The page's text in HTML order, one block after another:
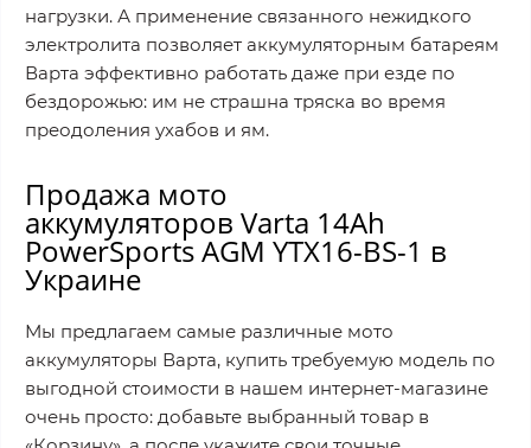
нагрузки. А применение связанного нежидкого
электролита позволяет аккумуляторным батареям
Варта эффективно работать даже при езде по
бездорожью: им не страшна тряска во время
преодоления ухабов и ям.
Продажа мото
аккумуляторов Varta 14Ah
PowerSports AGM YTX16-BS-1 в
Украине
Мы предлагаем самые различные мото
аккумуляторы Варта, купить требуемую модель по
выгодной стоимости в нашем интернет-магазине
очень просто: добавьте выбранный товар в